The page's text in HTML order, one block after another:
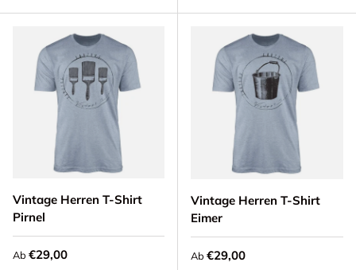
Vintage Herren T-Shirt
Pirnel
Ab Normaler Preis
€29,00
Vintage Herren T-Shirt
Eimer
Ab Normaler Preis
€29,00